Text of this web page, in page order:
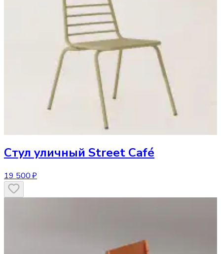
Стул уличный Street Café
19 500 ₽